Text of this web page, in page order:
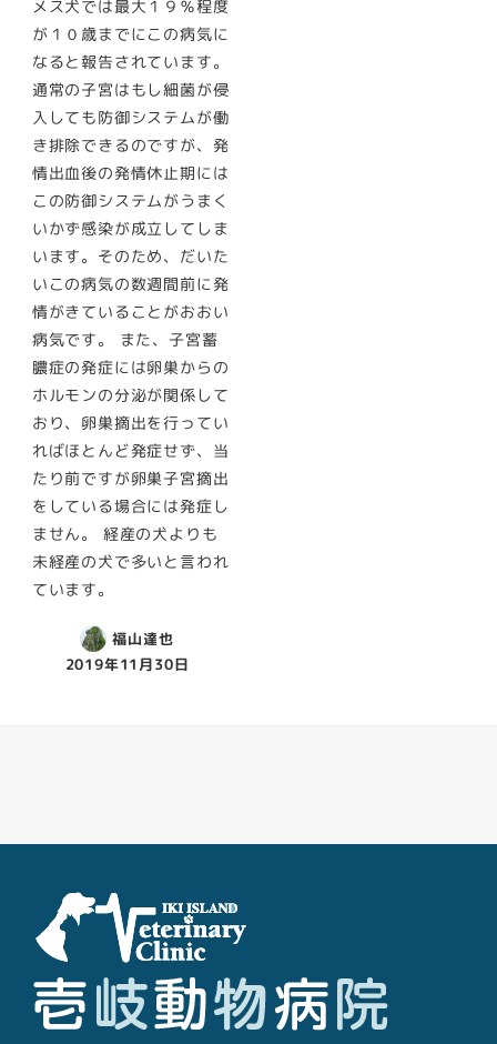
メス犬では最大１９％程度
が１０歳までにこの病気に
なると報告されています。
通常の子宮はもし細菌が侵
入しても防御システムが働
き排除できるのですが、発
情出血後の発情休止期には
この防御システムがうまく
いかず感染が成立してしま
います。そのため、だいた
いこの病気の数週間前に発
情がきていることがおおい
病気です。 また、子宮蓄
膿症の発症には卵巣からの
ホルモンの分泌が関係して
おり、卵巣摘出を行ってい
ればほとんど発症せず、当
たり前ですが卵巣子宮摘出
をしている場合には発症し
ません。 経産の犬よりも
未経産の犬で多いと言われ
ています。
福山達也
2019年11月30日